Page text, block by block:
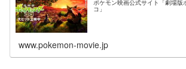
ポケモン映画公式サイト「劇場版
コ」
www.pokemon-movie.jp